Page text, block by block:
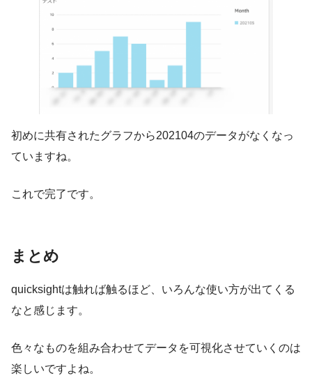
初めに共有されたグラフから202104のデータがなくなっ
ていますね。
これで完了です。
まとめ
quicksightは触れば触るほど、いろんな使い方が出てくる
なと感じます。
色々なものを組み合わせてデータを可視化させていくのは
楽しいですよね。